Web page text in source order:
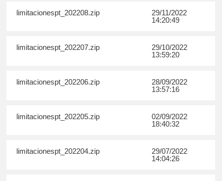
limitacionespt_202208.zip
29/11/2022
14:20:49
limitacionespt_202207.zip
29/10/2022
13:59:20
limitacionespt_202206.zip
28/09/2022
13:57:16
limitacionespt_202205.zip
02/09/2022
18:40:32
limitacionespt_202204.zip
29/07/2022
14:04:26